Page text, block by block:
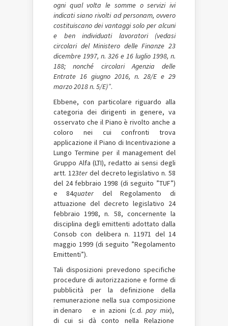
ogni qual volta le somme o servizi ivi
indicati siano rivolti ad personam, ovvero
costituiscano dei vantaggi solo per alcuni
e ben individuati lavoratori (vedasi
circolari del Ministero delle Finanze 23
dicembre 1997, n. 326 e 16 luglio 1998, n.
188; nonché circolari Agenzia delle
Entrate 16 giugno 2016, n. 28/E e 29
marzo 2018 n. 5/E)”.
Ebbene, con particolare riguardo alla
categoria dei dirigenti in genere, va
osservato che il Piano è rivolto anche a
coloro nei cui confronti trova
applicazione il Piano di Incentivazione a
Lungo Termine per il management del
Gruppo Alfa (LTI), redatto ai sensi degli
artt. 123­terdel decreto legislativo n. 58
del 24 febbraio 1998 (di seguito ”TUF”)
e 84­quater del Regolamento di
attuazione del decreto legislativo 24
febbraio 1998, n. 58, concernente la
disciplina degli emittenti adottato dalla
Consob con delibera n. 11971 del 14
maggio 1999 (di seguito ”Regolamento
Emittenti”).
Tali disposizioni prevedono specifiche
procedure di autorizzazione e forme di
pubblicità per la definizione della
remunerazione nella sua composizione
in denaro e in azioni (c.d.pay mix),
di cui si dà conto nella Relazione